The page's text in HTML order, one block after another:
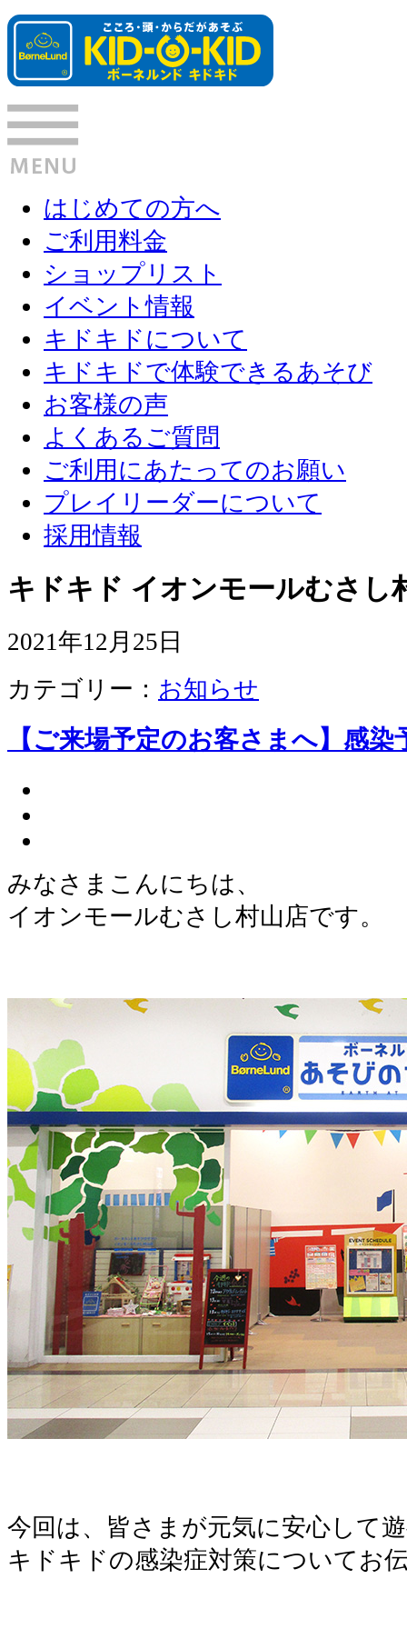
はじめての方へ
ご利用料金
ショップリスト
イベント情報
キドキドについて
キドキドで体験できるあそび
お客様の声
よくあるご質問
ご利用にあたってのお願い
プレイリーダーについて
採用情報
キドキド イオンモールむさし
2021年12月25日
カテゴリー： お知らせ
【ご来場予定のお客さまへ】感
みなさまこんにちは、
イオンモールむさし村山店です。
今回は、皆さまが元気に安心して
キドキドの感染症対策についてお